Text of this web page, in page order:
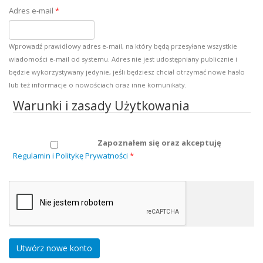
Adres e-mail *
Wprowadź prawidłowy adres e-mail, na który będą przesyłane wszystkie
wiadomości e-mail od systemu. Adres nie jest udostępniany publicznie i
będzie wykorzystywany jedynie, jeśli będziesz chciał otrzymać nowe hasło
lub też informacje o nowościach oraz inne komunikaty.
Warunki i zasady Użytkowania
Zapoznałem się oraz akceptuję
Regulamin i Politykę Prywatności *